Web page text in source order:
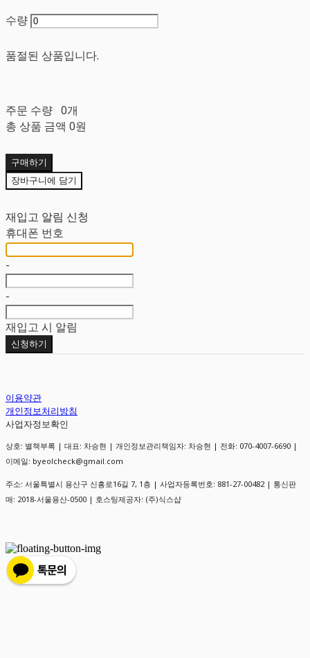
수량
품절된 상품입니다.
주문 수량 0개
총 상품 금액 0원
구매하기
장바구니에 담기
재입고 알림 신청
휴대폰 번호
-
-
재입고 시 알림
신청하기
이용약관
개인정보처리방침
사업자정보확인
상호: 별책부록 | 대표: 차승현 | 개인정보관리책임자: 차승현 | 전화: 070-4007-6690 |
이메일: byeolcheck@gmail.com
주소: 서울특별시 용산구 신흥로16길 7, 1층 | 사업자등록번호: 881-27-00482 | 통신판
매: 2018-서울용산-0500 | 호스팅제공자: (주)식스샵